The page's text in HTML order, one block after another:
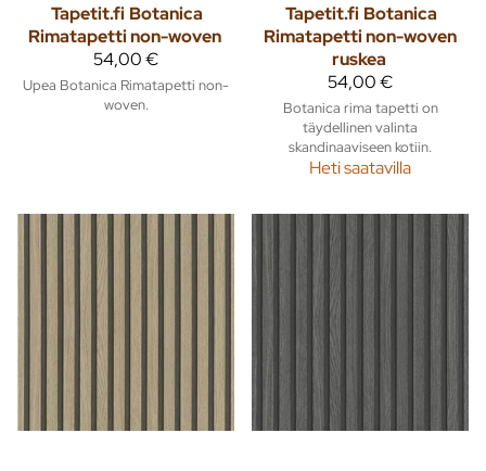
Tapetit.fi Botanica
Rimatapetti non-woven
54,00 €
Upea Botanica Rimatapetti non-
woven.
Tapetit.fi Botanica
Rimatapetti non-woven
ruskea
54,00 €
Botanica rima tapetti on
täydellinen valinta
skandinaaviseen kotiin.
Heti saatavilla